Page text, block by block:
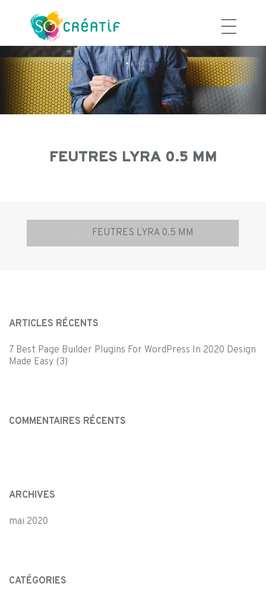
contenu
FEUTRES LYRA 0.5 MM
Navigation
d’article
FEUTRES LYRA 0.5 MM
ARTICLES RÉCENTS
7 Best Page Builder Plugins For WordPress In 2020 Design
Made Easy (3)
COMMENTAIRES RÉCENTS
ARCHIVES
mai 2020
CATÉGORIES